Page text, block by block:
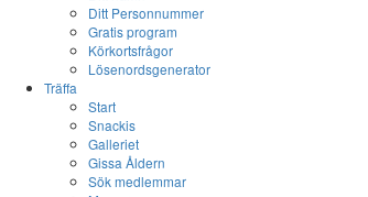
Ditt Personnummer
Gratis program
Körkortsfrågor
Lösenordsgenerator
Träffa
Start
Snackis
Galleriet
Gissa Åldern
Sök medlemmar